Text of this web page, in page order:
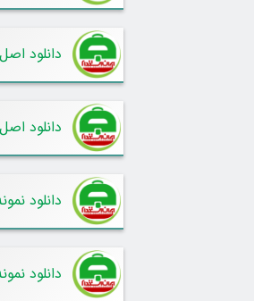
دانلود
دانلود
دانلود
دانلود